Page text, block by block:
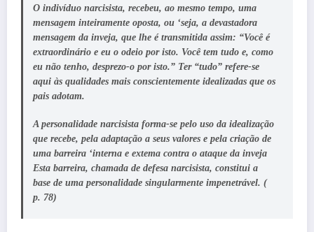
O indivíduo narcisista, recebeu, ao mesmo tempo, uma
mensagem inteiramente oposta, ou ‘seja, a devastadora
mensagem da inveja, que lhe é transmitida assim: “Você é
extraordinário e eu o odeio por isto. Você tem tudo e, como
eu não tenho, desprezo-o por isto.” Ter “tudo” refere-se
aqui às qualidades mais conscientemente idealizadas que os
pais adotam.
A personalidade narcisista forma-se pelo uso da idealização
que recebe, pela adaptação a seus valores e pela criação de
uma barreira ‘interna e extema contra o ataque da inveja
Esta barreira, chamada de defesa narcisista, constitui a
base de uma personalidade singularmente impenetrável. (
p. 78)